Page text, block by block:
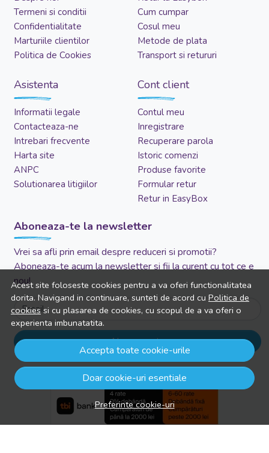
Acest site foloseste cookies pentru a va oferi functionalitatea
dorita. Navigand in continuare, sunteti de acord cu Politica de
cookiessi cu plasarea de cookies, cu scopul de a va oferi o
experienta imbunatatita.
Accepta toate cookie-urile
Doar cookie-uri esentiale
Preferinte cookie-uri
Termeni si conditii
Confidentialitate
Marturiile clientilor
Politica de Cookies
Cum cumpar
Cosul meu
Metode de plata
Transport si retururi
Asistenta
Informatii legale
Contacteaza-ne
Intrebari frecvente
Harta site
ANPC
Solutionarea litigiilor
Cont client
Contul meu
Inregistrare
Recuperare parola
Istoric comenzi
Produse favorite
Formular retur
Retur in EasyBox
Aboneaza-te la newsletter
Vrei sa afli prin email despre reduceri si promotii?
Aboneaza-te acum la newsletter si fii la curent cu tot ce e
nou!
Email
Aboneaza-te